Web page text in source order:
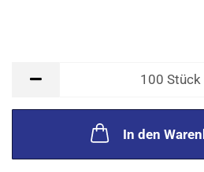
100 Stück
In den